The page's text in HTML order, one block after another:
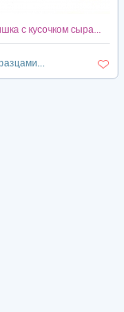
с кусочком сыра...